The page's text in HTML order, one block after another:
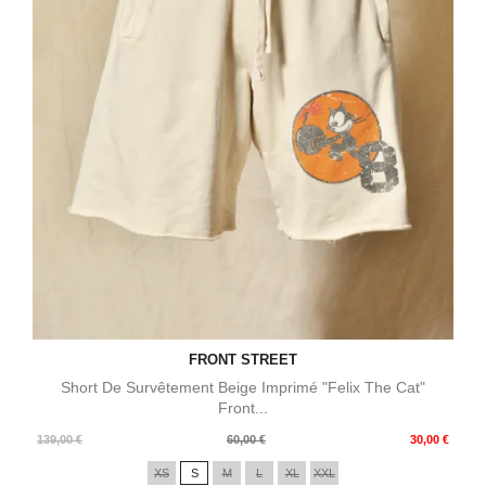
FRONT STREET
Short De Survêtement Beige Imprimé "Felix The Cat"
Front...
139,00 €
Prix
60,00 € 30,00 €
Prix
XS S M L XL XXL